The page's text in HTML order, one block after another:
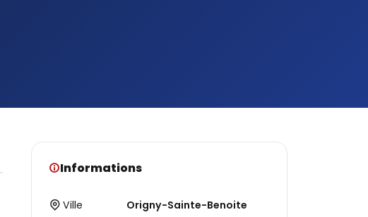
Informations
Ville Origny-Sainte-Benoite